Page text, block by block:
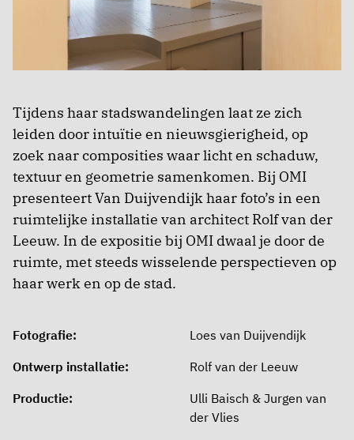
Tijdens haar stadswandelingen laat ze zich
leiden door intuïtie en nieuwsgierigheid, op
zoek naar composities waar licht en schaduw,
textuur en geometrie samenkomen. Bij OMI
presenteert Van Duijvendijk haar foto’s in een
ruimtelijke installatie van architect Rolf van der
Leeuw. In de expositie bij OMI dwaal je door de
ruimte, met steeds wisselende perspectieven op
haar werk en op de stad.
Fotografie:
Loes van Duijvendijk
Ontwerp installatie:
Rolf van der Leeuw
Productie:
Ulli Baisch & Jurgen van
der Vlies